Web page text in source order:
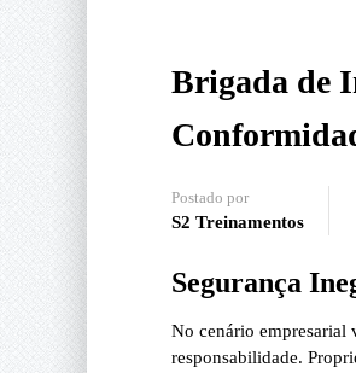
Brigada de
Postado por
S2 Treinamentos
Segurança
No cenário empresarial
responsabilidade.